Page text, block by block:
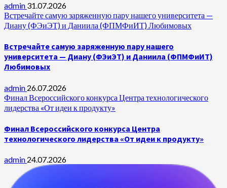
admin 31.07.2026
Встречайте самую заряженную пару нашего университета —
Диану (ФЭиЭТ) и Даниила (ФПМФиИТ) Любимовых
Встречайте самую заряженную пару нашего
университета — Диану (ФЭиЭТ) и Даниила (ФПМФиИТ)
Любимовых
admin 26.07.2026
Финал Всероссийского конкурса Центра технологического
лидерства «От идеи к продукту»
Финал Всероссийского конкурса Центра
технологического лидерства «От идеи к продукту»
admin 24.07.2026